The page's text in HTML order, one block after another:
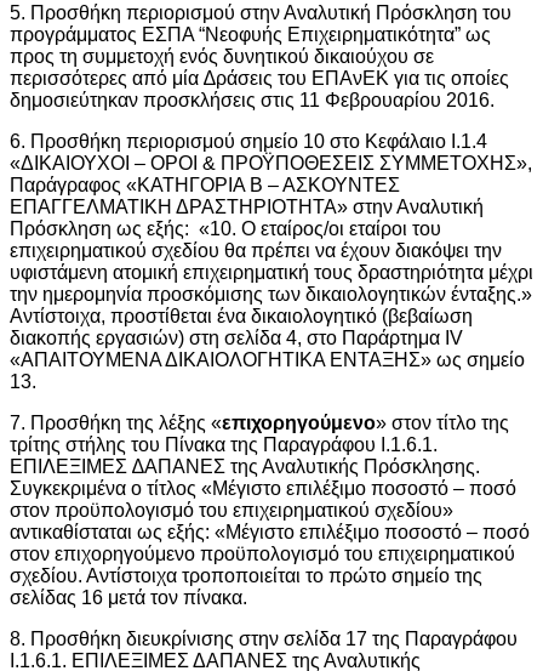
5. Προσθήκη περιορισμού στην Αναλυτική Πρόσκληση του
προγράμματος ΕΣΠΑ “Νεοφυής Επιχειρηματικότητα” ως
προς τη συμμετοχή ενός δυνητικού δικαιούχου σε
περισσότερες από μία ∆ράσεις του ΕΠΑνΕΚ για τις οποίες
δημοσιεύτηκαν προσκλήσεις στις 11 Φεβρουαρίου 2016.
6. Προσθήκη περιορισμού σημείο 10 στο Κεφάλαιο Ι.1.4
«ΔΙΚΑΙΟΥΧΟΙ – ΟΡΟΙ & ΠΡΟΫΠΟΘΕΣΕΙΣ ΣΥΜΜΕΤΟΧΗΣ»,
Παράγραφος «ΚΑΤΗΓΟΡΙΑ Β – ΑΣΚΟΥΝΤΕΣ
ΕΠΑΓΓΕΛΜΑΤΙΚΗ ΔΡΑΣΤΗΡΙΟΤΗΤΑ» στην Αναλυτική
Πρόσκληση ως εξής: «10. Ο εταίρος/οι εταίροι του
επιχειρηματικού σχεδίου θα πρέπει να έχουν διακόψει την
υφιστάμενη ατομική επιχειρηματική τους δραστηριότητα μέχρι
την ημερομηνία προσκόμισης των δικαιολογητικών ένταξης.»
Αντίστοιχα, προστίθεται ένα δικαιολογητικό (βεβαίωση
διακοπής εργασιών) στη σελίδα 4, στο Παράρτημα IV
«ΑΠΑΙΤΟΥΜΕΝΑ ΔΙΚΑΙΟΛΟΓΗΤΙΚΑ ΕΝΤΑΞΗΣ» ως σημείο
13.
7. Προσθήκη της λέξης «επιχορηγούμενο» στον τίτλο της
τρίτης στήλης του Πίνακα της Παραγράφου Ι.1.6.1.
ΕΠΙΛΕΞΙΜΕΣ ∆ΑΠΑΝΕΣ της Αναλυτικής Πρόσκλησης.
Συγκεκριμένα ο τίτλος «Μέγιστο επιλέξιμο ποσοστό – ποσό
στον προϋπολογισμό του επιχειρηματικού σχεδίου»
αντικαθίσταται ως εξής: «Μέγιστο επιλέξιμο ποσοστό – ποσό
στον επιχορηγούμενο προϋπολογισμό του επιχειρηματικού
σχεδίου. Αντίστοιχα τροποποιείται το πρώτο σημείο της
σελίδας 16 μετά τον πίνακα.
8. Προσθήκη διευκρίνισης στην σελίδα 17 της Παραγράφου
Ι.1.6.1. ΕΠΙΛΕΞΙΜΕΣ ΔΑΠΑΝΕΣ της Αναλυτικής